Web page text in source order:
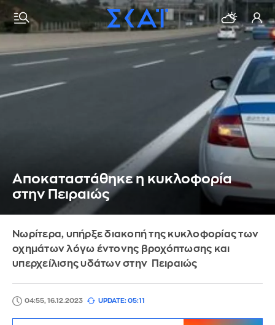
Αποκαταστάθηκε η κυκλοφορία
στην Πειραιώς
Νωρίτερα, υπήρξε διακοπή της κυκλοφορίας των
οχημάτων λόγω έντονης βροχόπτωσης και
υπερχείλισης υδάτων στην Πειραιώς
04:55, 16.12.2023 UPDATE: 05:11